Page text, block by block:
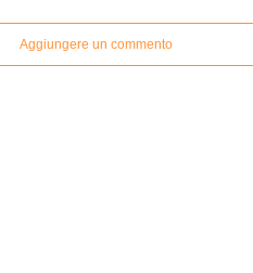
Aggiungere un commento